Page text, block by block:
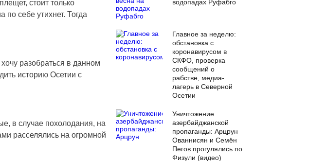
стоит только
по себе утихнет. Тогда
разобраться в данном
историю Осетии с
в случае похолодания, на
расселялись на огромной
водопадах Руфабго
Главное за неделю:
обстановка с
коронавирусом в
СКФО, проверка
сообщений о
рабстве, медиа-
лагерь в Северной
Осетии
Уничтожение
азербайджанской
пропаганды: Арцрун
Ованнисян и Семён
Пегов прогулялись по
Физули (видео)